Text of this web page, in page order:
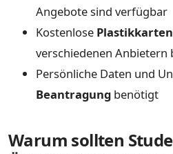
Angebote sind verfügbar
Kostenlose Plastikkarten
verschiedenen
Persönliche Daten und
Beantragung benötigt
Warum sollten